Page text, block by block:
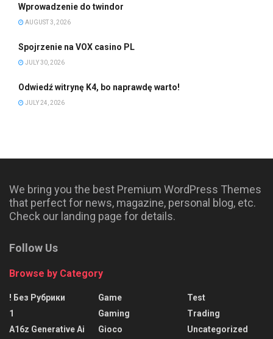
Wprowadzenie do twindor
AUGUST 3, 2026
Spojrzenie na VOX casino PL
JULY 30, 2026
Odwiedź witrynę K4, bo naprawdę warto!
JULY 24, 2026
We bring you the best Premium WordPress Themes
that perfect for news, magazine, personal blog, etc.
Check our landing page for details.
Follow Us
Browse by Category
! Без Рубрики
1
A16z Generative Ai
Game
Gaming
Gioco
Test
Trading
Uncategorized